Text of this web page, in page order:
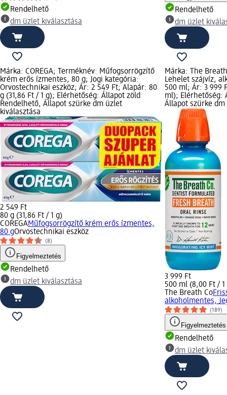
Rendelhető
dm üzlet kiválasztása
Rendelhető
dm üzlet
Márka: COREGA; Terméknév: Műfogsorrögzítő
krém erős ízmentes, 80 g; Jogi kategória:
Orvostechnikai eszköz; Ár: 2 549 Ft; Alapár: 80
g (31,86 Ft / 1 g); Elérhetőség: Állapot zöld
Rendelhető, Állapot szürke dm üzlet
kiválasztása
2 549 Ft
80 g (31,86 Ft / 1 g)
COREGAMűfogsorrögzítő krém erős ízmentes,
80 gOrvostechnikai eszköz
(8)
Figyelmeztetés
Rendelhető
dm üzlet kiválasztása
Márka: The
Lehelet szájvíz,
500 ml; Ár: 3 999
ml); Elérhetőség:
Állapot szürke
3 999 Ft
500 ml (8,00 Ft /
The Breath Co
alkoholmentes,
(189)
Figyelmeztetés
Rendelhető
dm üzlet